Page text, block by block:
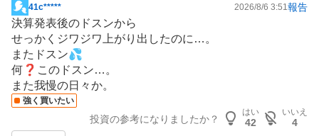
掲
示
板
記
事
41c***** 2026/8/6 3:51報告
決算発表後のドスンから
せっかくジワジワ上がり出したのに…。
またドスン💦
何❓このドスン…。
また我慢の日々か。
強く買いたい
投資の参考になりましたか？
はい
42
いいえ
4